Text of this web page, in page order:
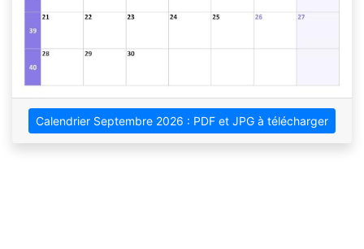
Calendrier Septembre 2026 : PDF et JPG à télécharger